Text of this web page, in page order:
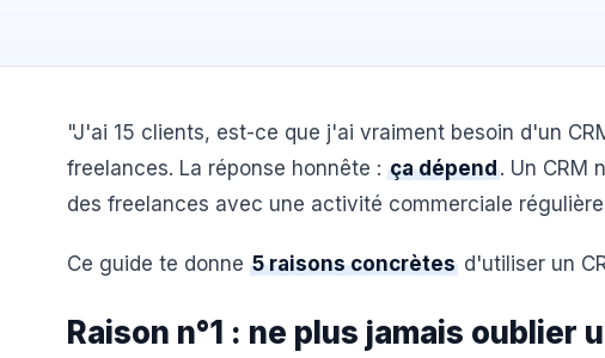
"J'ai 15 clients, est-ce que j'ai vraiment besoin d'un
freelances. La réponse honnête : ça dépend. Un CRM
des freelances avec une activité commerciale
Ce guide te donne 5 raisons concrètes d'utiliser un
Raison n°1 : ne plus jamais oublier